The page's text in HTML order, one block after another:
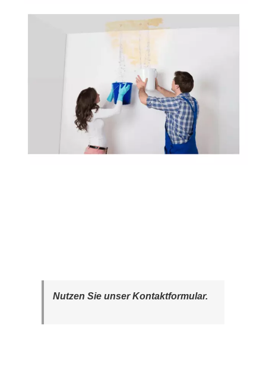
Nutzen Sie unser Kontaktformular.